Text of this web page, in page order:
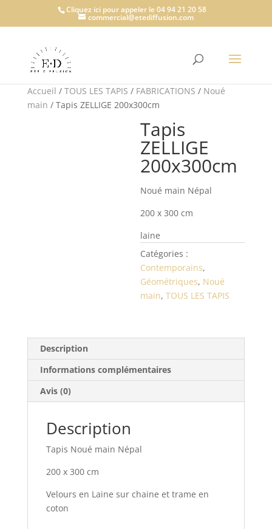
Cliquez ici pour appeler le 04 94 21 20 58
commercial@etediffusion.com
Accueil / TOUS LES TAPIS / FABRICATIONS / Noué
main / Tapis ZELLIGE 200x300cm
Tapis
ZELLIGE
200x300cm
Noué main Népal
200 x 300 cm
laine
Catégories :
Contemporains,
Géométriques, Noué
main,TOUS LES TAPIS
Description
Informations complémentaires
Avis (0)
Description
Tapis Noué main Népal
200 x 300 cm
Velours en Laine sur chaine et trame en
coton